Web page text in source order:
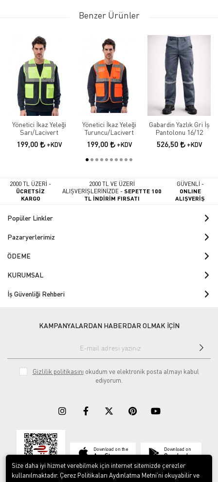
Benzer Ürünler
Yönetici İkaz Yeleği
Sarı/Lacivert
199,00 +KDV
Yönetici İkaz Yeleği
Turuncu/Lacivert
199,00 +KDV
Gabardin Yazlık Gri İş
Pantolonu 16/12
526,50 +KDV
2000 TL ÜZERİ -
ÜCRETSİZ
KARGO
2000 TL VE ÜZERİ
ALIŞVERİŞLERİNİZDE -SEPETTE 100
TL İNDİRİM FIRSATI
GÜVENLİ -
ONLINE
ALIŞVERİŞ
Popüler Linkler
Pazaryerlerimiz
ÖDEME
KURUMSAL
İş Güvenliği Rehberi
KAMPANYALARDAN HABERDAR OLMAK İÇİN
Gizlilik politikasını okudum ve elektronik posta almayı kabul
ediyorum.
Download on the
App Store
Download on
Google play
Size daha iyi hizmet verebilmek için internet sitemizde çerezler
kullanılmaktadır. Çerez Politikaları Aydınlatma Metni’ni okuyabilir ve